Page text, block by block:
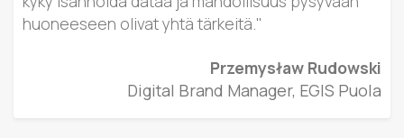
huoneeseen olivat yhtä tärkeitä."
Przemysław Rudowski
Digital Brand Manager, EGIS Puola